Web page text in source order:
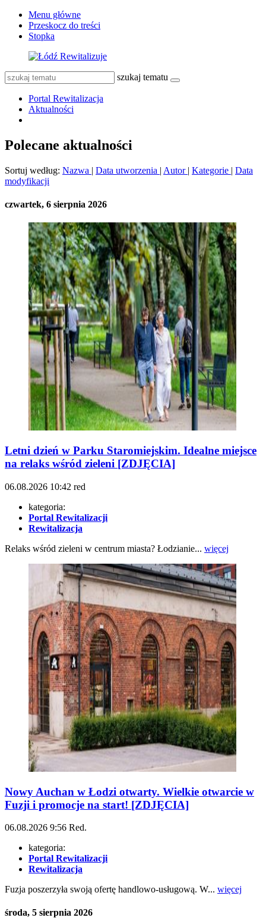
Menu główne
Przeskocz do treści
Stopka
szukaj tematu
Portal Rewitalizacja
Aktualności
Polecane aktualności
Sortuj według: Nazwa | Data utworzenia | Autor | Kategorie | Data
modyfikacji
czwartek, 6 sierpnia 2026
Letni dzień w Parku Staromiejskim. Idealne miejsce
na relaks wśród zieleni [ZDJĘCIA]
06.08.2026 10:42 red
kategoria:
Portal Rewitalizacji
Rewitalizacja
Relaks wśród zieleni w centrum miasta? Łodzianie... więcej
Nowy Auchan w Łodzi otwarty. Wielkie otwarcie w
Fuzji i promocje na start! [ZDJĘCIA]
06.08.2026 9:56 Red.
kategoria:
Portal Rewitalizacji
Rewitalizacja
Fuzja poszerzyła swoją ofertę handlowo-usługową. W... więcej
środa, 5 sierpnia 2026